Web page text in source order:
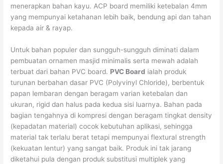
menerapkan bahan kayu. ACP board memiliki ketebalan 4mm
yang mempunyai ketahanan lebih baik, bendung api dan tahan
kepada air & rayap.
Untuk bahan populer dan sungguh-sungguh diminati dalam
pembuatan ornamen masjid minimalis serta mewah adalah
terbuat dari bahan PVC board. PVC Board ialah produk
turunan berbahan dasar PVC (Polyvinyl Chloride), berbentuk
papan lembaran dengan beragam varian ketebalan dan
ukuran, rigid dan halus pada kedua sisi luarnya. Bahan pada
bagian tengahnya di kompresi dengan beragam tingkat density
(kepadatan material) cocok kebutuhan aplikasi, sehingga
material tak terlalu berat tetapi mempunyai flextural strength
(kekuatan lentur) yang sangat baik. Produk ini tak jarang
diketahui pula dengan produk substitusi multiplek yang